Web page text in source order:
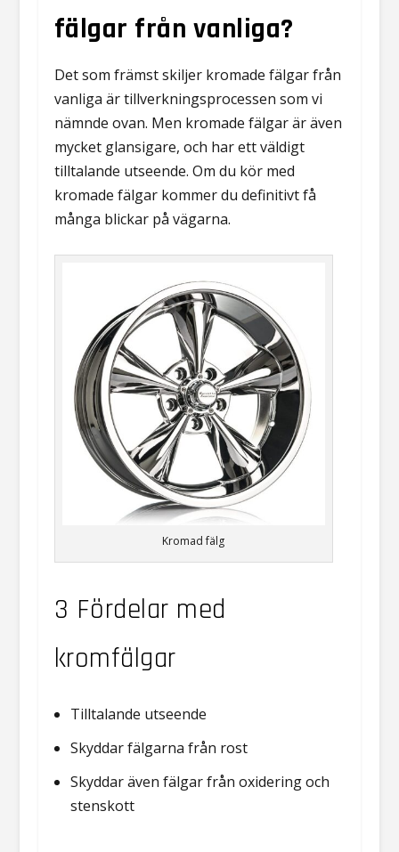
fälgar från vanliga?
Det som främst skiljer kromade fälgar från
vanliga är tillverkningsprocessen som vi
nämnde ovan. Men kromade fälgar är även
mycket glansigare, och har ett väldigt
tilltalande utseende. Om du kör med
kromade fälgar kommer du definitivt få
många blickar på vägarna.
Kromad fälg
3 Fördelar med
kromfälgar
Tilltalande utseende
Skyddar fälgarna från rost
Skyddar även fälgar från oxidering och
stenskott